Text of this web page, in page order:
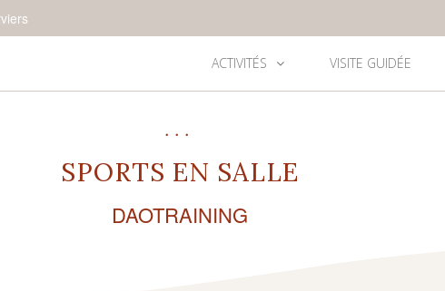
ACTIVITÉS VISITE GUIDÉE
•••
SPORTS EN SALLE
DAOTRAINING